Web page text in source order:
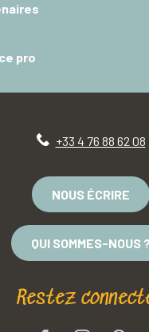
pro
+33 4 76 88 62 08
NOUS ÉCRIRE
QUI SOMMES-NOUS ?
Restez